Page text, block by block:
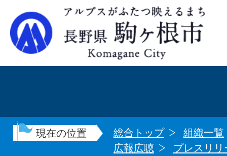
現在の位置 総合トップ
組織一覧
広報広聴
プレスリリ